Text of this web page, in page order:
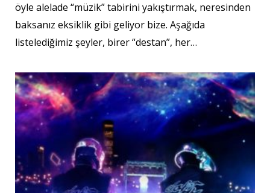
öyle alelade “müzik” tabirini yakıştırmak, neresinden
baksanız eksiklik gibi geliyor bize. Aşağıda
listelediğimiz şeyler, birer “destan”, her…